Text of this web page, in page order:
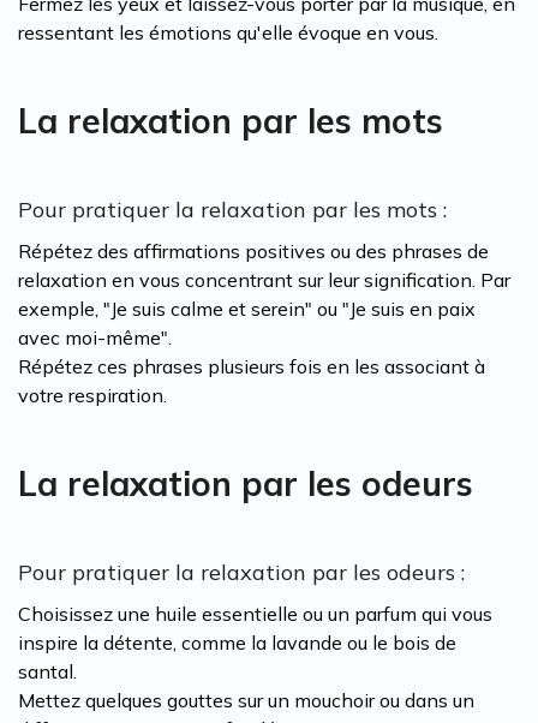
ressentant les émotions qu'elle évoque en vous.
La relaxation par les mots
Pour pratiquer la relaxation par les mots :
Répétez des affirmations positives ou des phrases de
relaxation en vous concentrant sur leur signification. Par
exemple, "Je suis calme et serein" ou "Je suis en paix
avec moi-même".
Répétez ces phrases plusieurs fois en les associant à
votre respiration.
La relaxation par les odeurs
Pour pratiquer la relaxation par les odeurs :
Choisissez une huile essentielle ou un parfum qui vous
inspire la détente, comme la lavande ou le bois de
santal.
Mettez quelques gouttes sur un mouchoir ou dans un